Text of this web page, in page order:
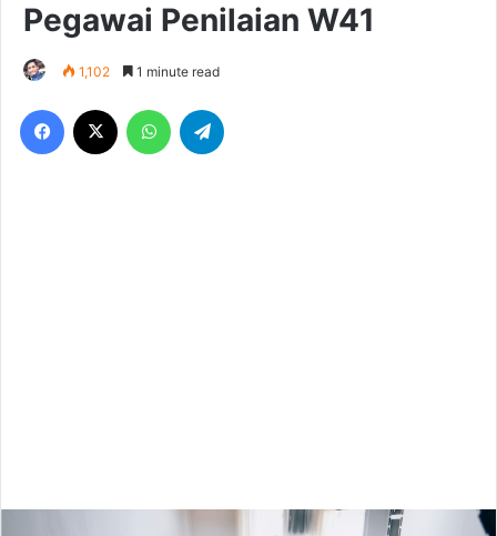
Pegawai Penilaian W41
1,102 1 minute read
Facebook WhatsApp